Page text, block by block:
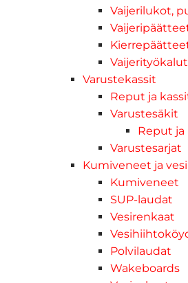
Vaijerilukot,
Vaijerityökalut
Varustekassit
Reput ja
Varustesäkit
Reput ja
Varustesarjat
Kumiveneet ja
Kumiveneet
SUP-laudat
Vesirenkaat
Polvilaudat
Wakeboards